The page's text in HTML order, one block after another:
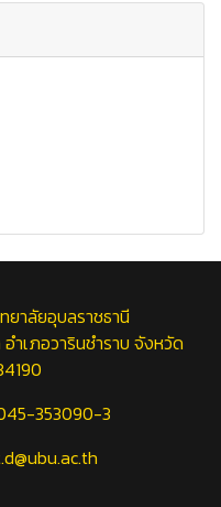
าลัยอุบลราชธานี
ำเภอวารินชำราบ จังหวัด
353090-3